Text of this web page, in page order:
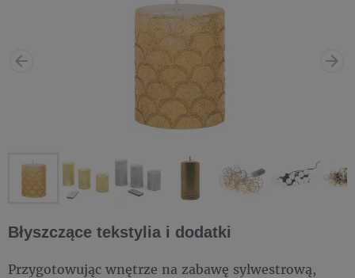
Błyszczące tekstylia i dodatki
Przygotowując wnętrze na zabawę sylwestrową,